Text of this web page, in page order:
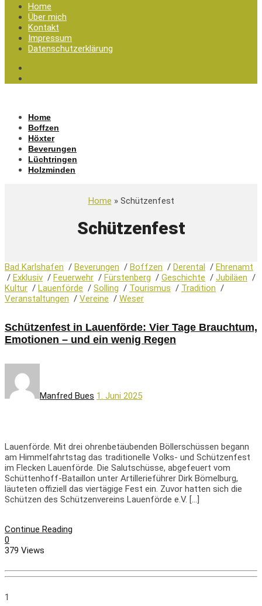
Home
Über mich
Kontakt
Impressum
Datenschutzerklärung
Home
Boffzen
Höxter
Beverungen
Lüchtringen
Holzminden
Home » Schützenfest
Schützenfest
Bad Karlshafen / Beverungen / Boffzen / Derental / Ehrenamt
/ Exklusiv / Feuerwehr / Fürstenberg / Geschichte / Jubiläen /
Kultur / Lauenförde / Solling / Tourismus / Tradition /
Veranstaltungen / Vereine / Weser
Schützenfest in Lauenförde: Vier Tage Brauchtum,
Emotionen – und ein wenig Regen
Manfred Bues 1. Juni 2025
Lauenförde. Mit drei ohrenbetäubenden Böllerschüssen begann
am Himmelfahrtstag das traditionelle Volks- und Schützenfest
im Flecken Lauenförde. Die Salutschüsse, abgefeuert vom
Schüttenhoff-Bataillon unter Artillerieführer Dirk Bömelburg,
läuteten offiziell das viertägige Fest ein. Zuvor hatten sich die
Schützen des Schützenvereins Lauenförde e.V. […]
Continue Reading
0
379 Views
1